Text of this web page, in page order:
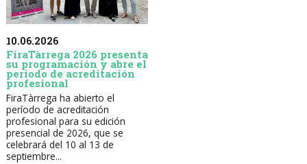
10.06.2026
FiraTàrrega 2026 presenta
su programación y abre el
período de acreditación
profesional
FiraTàrrega ha abierto el
período de acreditación
profesional para su edición
presencial de 2026, que se
celebrará del 10 al 13 de
septiembre...